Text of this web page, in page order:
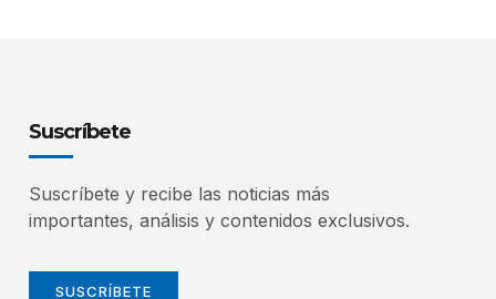
Suscríbete
Suscríbete y recibe las noticias más
importantes, análisis y contenidos exclusivos.
SUSCRÍBETE